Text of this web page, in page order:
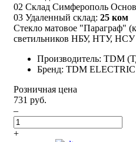
02 Склад Симферополь
03 Удаленный склад: 25 ком
Стекло матовое "Параграф"
светильников НБУ, НТУ,
Производитель: TDM
Бренд: TDM ELECTRIC
Розничная цена
731 руб.
–
+